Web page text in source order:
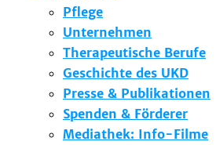
Pflege
Unternehmen
Therapeutische Berufe
Geschichte des UKD
Presse & Publikationen
Spenden & Förderer
Mediathek: Info-Filme